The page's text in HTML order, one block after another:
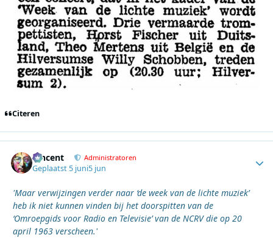
Citeren
Vincent Administratoren
Geplaatst 5 juni5 jun
'Maar verwijzingen verder naar ‘de week van de lichte muziek’
heb ik niet kunnen vinden bij het doorspitten van de
‘Omroepgids voor Radio en Televisie’ van de NCRV die op 20
april 1963 verscheen.'